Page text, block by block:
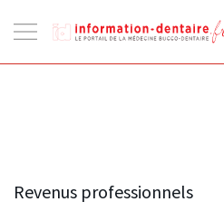
la
Revenus professionnels